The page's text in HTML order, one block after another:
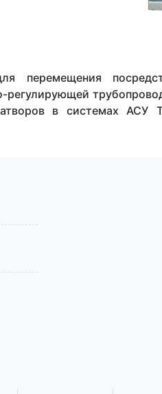
перемещения
регулирующей
в системах АСУ